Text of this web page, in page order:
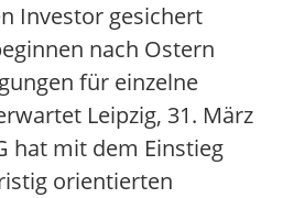
Investor gesichert
nach Ostern
für einzelne
Leipzig, 31. März
hat mit dem Einstieg
orientierten